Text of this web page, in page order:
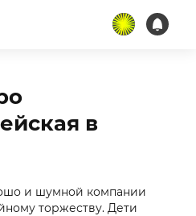
в
и шумной компании
торжеству. Дети